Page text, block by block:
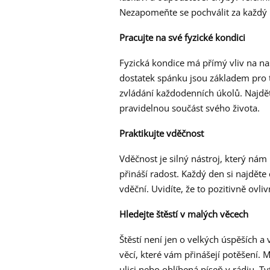
Nezapomeňte se pochválit za
Pracujte na své fyzické kondici
Fyzická kondice má přímý vliv na
dostatek spánku jsou základem
zvládání každodenních úkolů.
pravidelnou součást svého života.
Praktikujte vděčnost
Vděčnost je silný nástroj, který
přináší radost. Každý den si
vděční. Uvidíte, že to pozitivně
Hledejte štěstí v malých věcech
Štěstí není jen o velkých úspěších
věcí, které vám přinášejí potěšení.